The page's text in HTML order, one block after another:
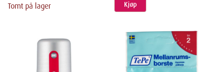
Tomt på lager Kjøp